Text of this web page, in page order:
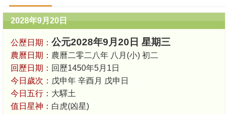
2028年9月20日
公歷日期： 公元2028年9月20日 星期三
農曆日期： 農曆二零二八年 八月(小) 初二
回歷日期： 回歷1450年5月1日
今日歲次： 戊申年 辛酉月 戊申日
今日五行： 大驛土
值日星神： 白虎(凶星)